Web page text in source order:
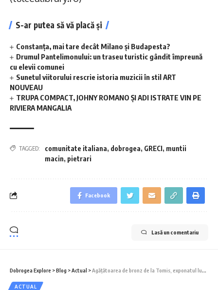
S-ar putea să vă placă și
Constanța, mai tare decât Milano și Budapesta?
Drumul Pantelimonului: un traseu turistic gândit împreună
cu elevii comunei
Sunetul viitorului rescrie istoria muzicii în stil ART
NOUVEAU
TRUPA COMPACT, JOHNY ROMANO ȘI ADI ISTRATE VIN PE
RIVIERA MANGALIA
TAGGED: comunitate italiana, dobrogea, GRECI, muntii
macin, pietrari
Facebook
Lasă un comentariu
Dobrogea Explore >Blog >Actual >Agățătoarea de bronz de la Tomis, exponatul lunii la Muzeul de Istorie Constanța
ACTUAL